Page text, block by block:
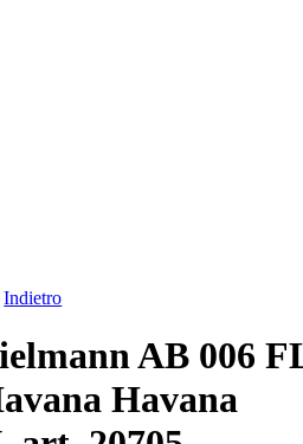
Indietro
AB 006
Havana